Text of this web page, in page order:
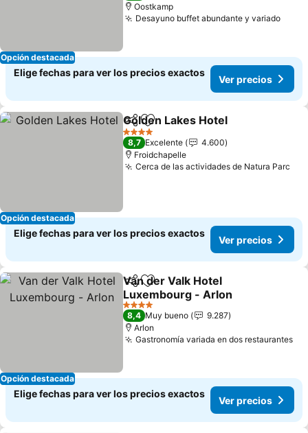
Opción destacada
Oostkamp
Desayuno buffet abundante y variado
Elige fechas para ver los precios exactos
Ver precios
Opción destacada
CompartirAgregar a favoritos
Golden Lakes Hotel
4 Estrellas
8,7 Excelente
4.600
Froidchapelle
Cerca de las actividades de Natura Parc
Elige fechas para ver los precios exactos
Ver precios
Opción destacada
CompartirAgregar a favoritos
Van der Valk Hotel
Luxembourg - Arlon
4 Estrellas
8,4 Muy bueno
9.287
Arlon
Gastronomía variada en dos restaurantes
Elige fechas para ver los precios exactos
Ver precios